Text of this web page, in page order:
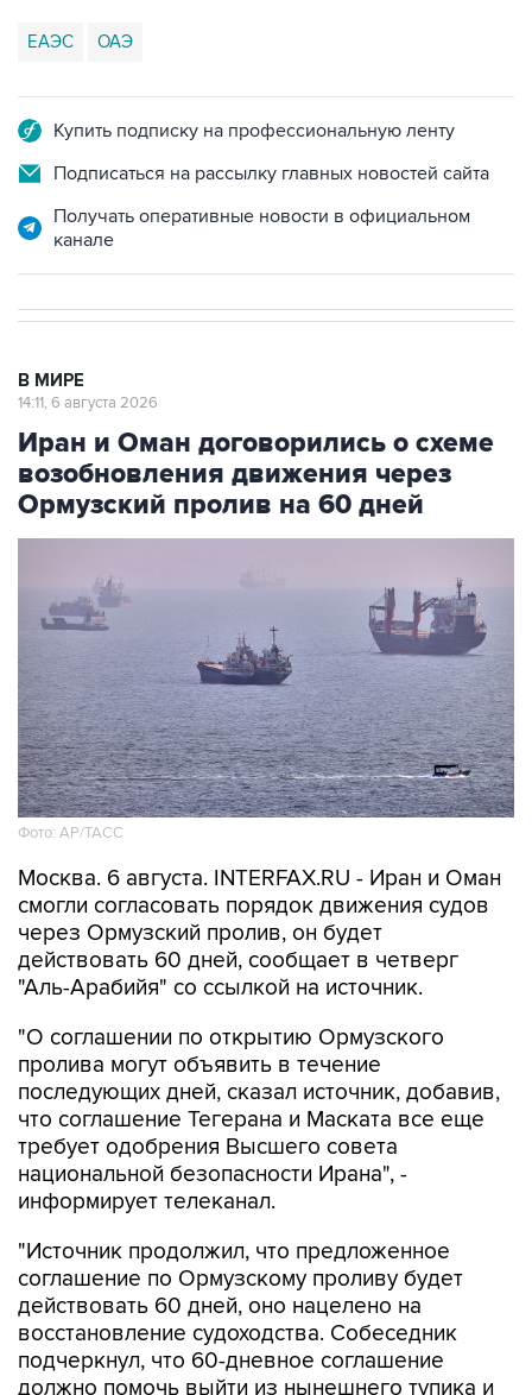
ЕАЭС ОАЭ
Купить подписку на профессиональную ленту
Подписаться на рассылку главных новостей сайта
Получать оперативные новости в официальном
канале
В МИРЕ
14:11, 6 августа 2026
Иран и Оман договорились о схеме
возобновления движения через
Ормузский пролив на 60 дней
Фото: AP/ТАСС
Москва. 6 августа. INTERFAX.RU - Иран и Оман
смогли согласовать порядок движения судов
через Ормузский пролив, он будет
действовать 60 дней, сообщает в четверг
"Аль-Арабийя" со ссылкой на источник.
"О соглашении по открытию Ормузского
пролива могут объявить в течение
последующих дней, сказал источник, добавив,
что соглашение Тегерана и Маската все еще
требует одобрения Высшего совета
национальной безопасности Ирана", -
информирует телеканал.
"Источник продолжил, что предложенное
соглашение по Ормузскому проливу будет
действовать 60 дней, оно нацелено на
восстановление судоходства. Собеседник
подчеркнул, что 60-дневное соглашение
должно помочь выйти из нынешнего тупика и